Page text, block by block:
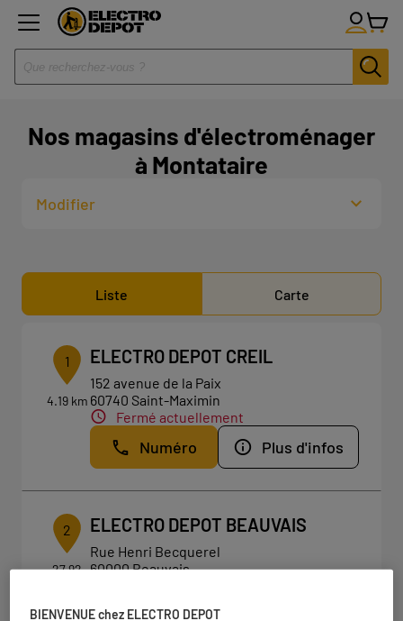
Nos magasins d'électroménager
à Montataire
Modifier
Liste Carte
1
4.19 km
ELECTRO DEPOT CREIL
152 avenue de la Paix
60740 Saint-Maximin
Fermé actuellement
Numéro Plus d'infos
2
27.92
ELECTRO DEPOT BEAUVAIS
Rue Henri Becquerel
60000 Beauvais
Numéro
BIENVENUE chez ELECTRO DEPOT